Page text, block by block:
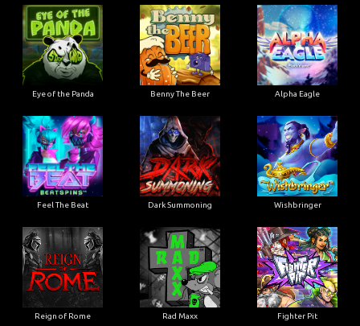
Eye of the Panda Benny The Beer Alpha Eagle
Feel The Beat Dark Summoning Wishbringer
Reign of Rome Rad Maxx Fighter Pit